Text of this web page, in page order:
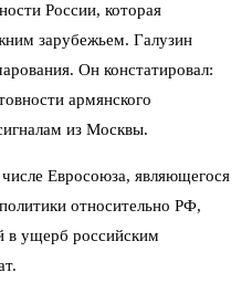
России, которая
зарубежьем. Галузин
Он констатировал:
армянского
из Москвы.
Евросоюза, являющегося
относительно РФ,
в ущерб российским